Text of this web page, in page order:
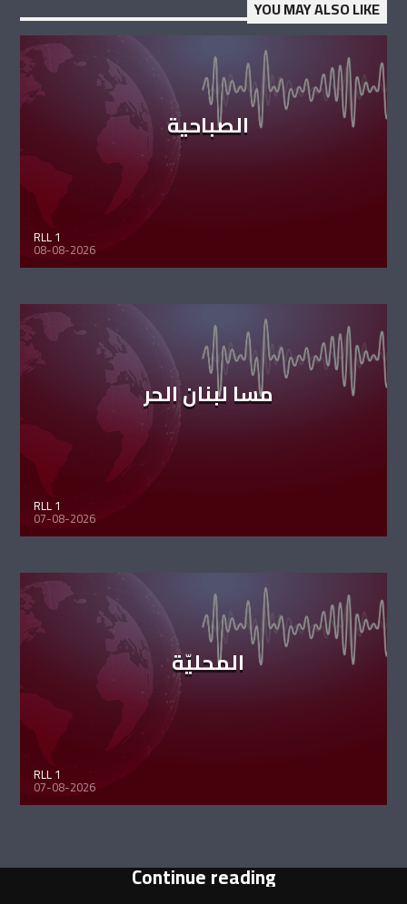
YOU MAY ALSO LIKE
الصباحية
RLL 1
08-08-2026
مسا لبنان الحر
RLL 1
07-08-2026
المحليّة
RLL 1
07-08-2026
Continue reading